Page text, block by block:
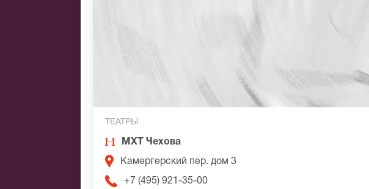
ТЕАТРЫ
МХТ Чехова
Камергерский пер. дом 3
+7 (495) 921-35-00